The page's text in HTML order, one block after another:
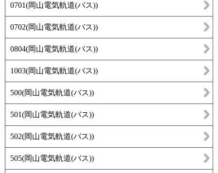
0701(岡山電気軌道(バス))
0702(岡山電気軌道(バス))
0804(岡山電気軌道(バス))
1003(岡山電気軌道(バス))
500(岡山電気軌道(バス))
501(岡山電気軌道(バス))
502(岡山電気軌道(バス))
505(岡山電気軌道(バス))